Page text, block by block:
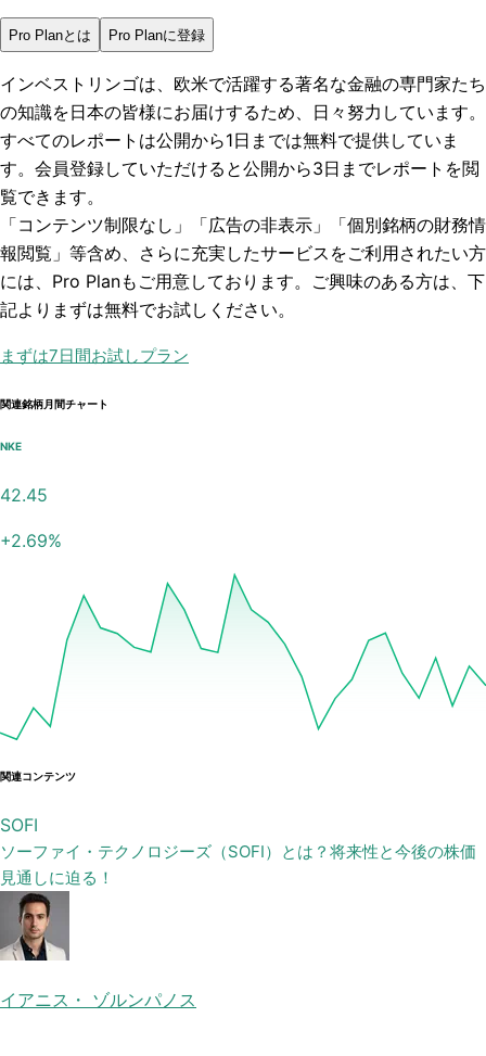
Pro Planとは Pro Planに登録
インベストリンゴは、欧米で活躍する著名な金融の専門家たち
の知識を日本の皆様にお届けするため、日々努力しています。
すべてのレポートは公開から1日までは無料で提供していま
す。会員登録していただけると公開から3日までレポートを閲
覧できます。
「コンテンツ制限なし」「広告の非表示」「個別銘柄の財務情
報閲覧」 等含め、さらに充実したサービスをご利用されたい方
には、Pro Planもご用意しております。ご興味のある方は、下
記よりまずは無料でお試しください。
まずは7日間お試しプラン
関連銘柄月間チャート
NKE
42.45
+2.69%
関連コンテンツ
SOFI
ソーファイ・テクノロジーズ（SOFI）とは？将来性と今後の株価
見通しに迫る！
イアニス・ ゾルンパノス